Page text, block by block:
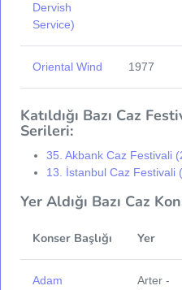
Dervish
Service)
Oriental Wind 1977
Katıldığı Bazı Caz
Serileri:
35. Akbank Caz Festivali
13. İstanbul Caz Festivali
Yer Aldığı Bazı Caz
Konser Başlığı Yer
Adam
Arter -